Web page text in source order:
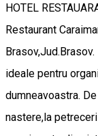
HOTEL
Restaurant
ideale pentru
dumneavoastra.
nastere,la